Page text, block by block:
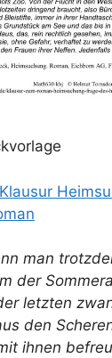
man
der
letzten
den
ihnen